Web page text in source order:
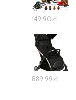
149,90zł
889,99zł